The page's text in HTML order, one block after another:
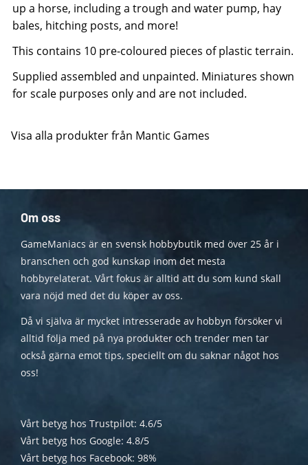
up a horse, including a trough and water pump, hay
bales, hitching posts, and more!
This contains 10 pre-coloured pieces of plastic terrain.
Supplied assembled and unpainted. Miniatures shown
for scale purposes only and are not included.
Visa alla produkter från Mantic Games
Om oss
GameManiacs är en svensk hobbybutik med över 25 år i
branschen och god kunskap inom det mesta
hobbyrelaterat. Vårt fokus är alltid att du som kund skall
vara nöjd med det du köper av oss.
Då vi själva är mycket intresserade av hobbyn försöker vi
alltid följa med på nya produkter och trender men tar
också gärna emot tips, speciellt om du saknar något hos
oss!
Vårt betyg hos Trustpilot: 4.6/5
Vårt betyg hos Google: 4.8/5
Vårt betyg hos Facebook: 98%